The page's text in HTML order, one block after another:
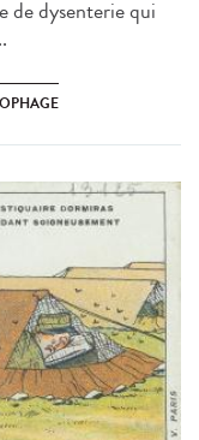
de dysenterie qui